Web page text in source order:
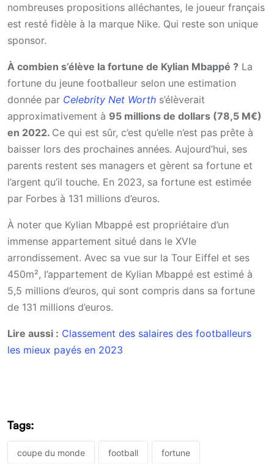
nombreuses propositions alléchantes, le joueur français
est resté fidèle à la marque Nike. Qui reste son unique
sponsor.
À combien s’élève la fortune de Kylian Mbappé ? La
fortune du jeune footballeur selon une estimation
donnée par Celebrity Net Worth s’élèverait
approximativement à 95 millions de dollars (78,5 M€)
en 2022. Ce qui est sûr, c’est qu’elle n’est pas prête à
baisser lors des prochaines années. Aujourd’hui, ses
parents restent ses managers et gèrent sa fortune et
l’argent qu’il touche. En 2023, sa fortune est estimée
par Forbes à 131 millions d’euros.
À noter que Kylian Mbappé est propriétaire d’un
immense appartement situé dans le XVIe
arrondissement. Avec sa vue sur la Tour Eiffel et ses
450m², l’appartement de Kylian Mbappé est estimé à
5,5 millions d’euros, qui sont compris dans sa fortune
de 131 millions d’euros.
Lire aussi : Classement des salaires des footballeurs
les mieux payés en 2023
Tags:
coupe du monde football fortune